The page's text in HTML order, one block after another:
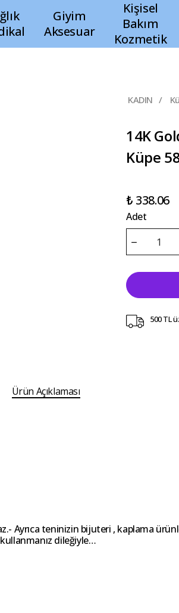
Giyim
Aksesuar
Kişisel
Bakım
Kozmetik
KADIN /
14K
Küpe
₺ 338.06
Adet
500 TL
Ürün Açıklaması
Ayrıca teninizin bijuteri , kaplama
dileğiyle…